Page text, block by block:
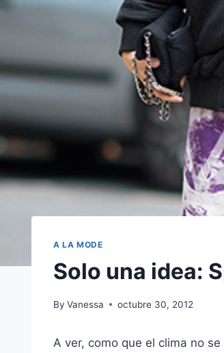
A LA MODE
Solo una idea:
By Vanessa octubre 30, 2012
A ver, como que el clima no